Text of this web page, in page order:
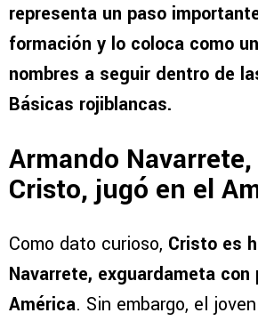
representa un paso
formación y lo coloca como
nombres a seguir dentro de
Básicas rojiblancas.
Armando
Cristo, jugó en el
Como dato curioso, Cristo es
Navarrete, exguardameta con
América. Sin embargo, el